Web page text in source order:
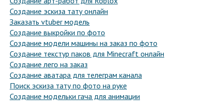
Создание эскиза тату онлайн
Заказать vtuber модель
Создание выкройки по фото
Создание модели машины на заказ по фото
Создание текстур паков для Minecraft онлайн
Создание лего на заказ
Создание аватара для телеграм канала
Поиск эскиза тату по фото на руке
Создание модельки гача для анимации